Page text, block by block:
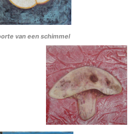
van een schimmel